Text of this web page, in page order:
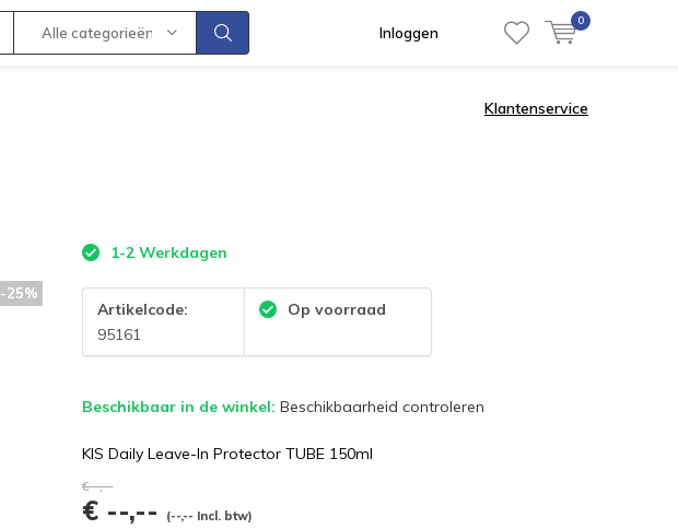
Alle categorieën Inloggen
0
Klantenservice
-25%
1-2 Werkdagen
Artikelcode:
95161
Op voorraad
Beschikbaar in de winkel:Beschikbaarheid controleren
KIS Daily Leave-In Protector TUBE 150ml
€--,--
€ --,-- (--,-- Incl. btw)